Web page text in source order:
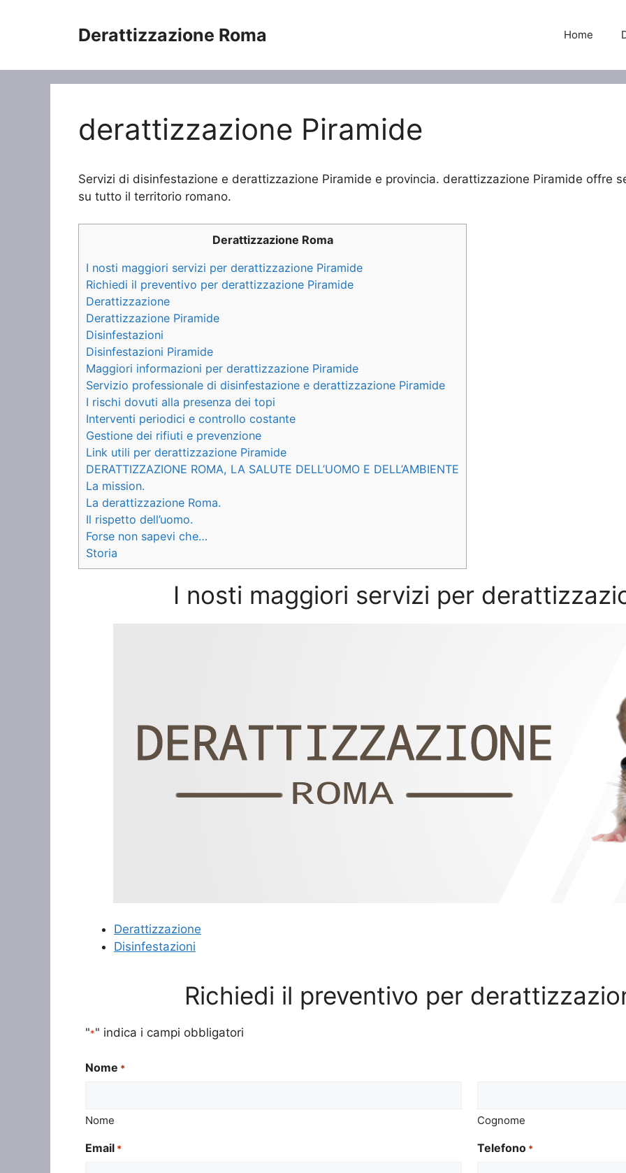
Derattizzazione Roma Home
derattizzazione Piramide
Servizi di disinfestazione e derattizzazione Piramide e provincia. derattizzazione Piramide offre
su tutto il territorio romano.
Derattizzazione Roma
I nosti maggiori servizi per derattizzazione Piramide
Richiedi il preventivo per derattizzazione Piramide
Derattizzazione
Derattizzazione Piramide
Disinfestazioni
Disinfestazioni Piramide
Maggiori informazioni per derattizzazione Piramide
Servizio professionale di disinfestazione e derattizzazione Piramide
I rischi dovuti alla presenza dei topi
Interventi periodici e controllo costante
Gestione dei rifiuti e prevenzione
Link utili per derattizzazione Piramide
DERATTIZZAZIONE ROMA, LA SALUTE DELL’UOMO E DELL’AMBIENTE
La mission.
La derattizzazione Roma.
Il rispetto dell’uomo.
Forse non sapevi che…
Storia
I nosti maggiori servizi per
Derattizzazione
Disinfestazioni
Richiedi il preventivo per
"*" indica i campi obbligatori
Nome *
Nome Cognome
Email * Telefono *